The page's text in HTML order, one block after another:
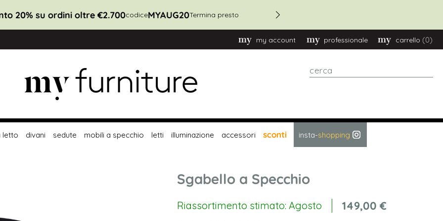
€1.100codiceMYAUG10Termina presto Sconto 20% su ordini oltre €2.700
my account professionale carrello (0)
cerca
letto divani sedute mobili a specchio letti illuminazione accessori sconti insta-shopping
Sgabello a Specchio
Riassortimento stimato: Agosto 149,00 €